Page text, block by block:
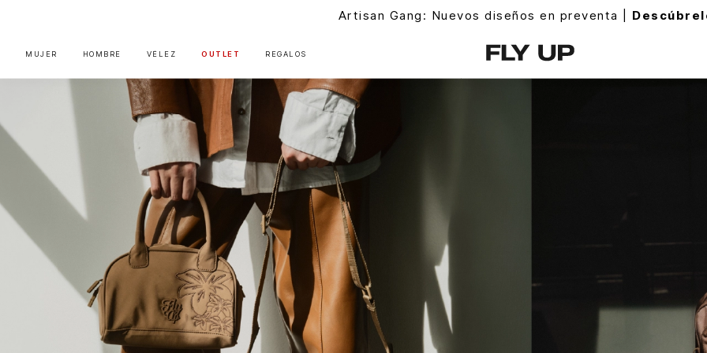
Artisan Gang: Nuevos diseños en preventa |
MUJER HOMBRE VÉLEZ OUTLET REGALOS